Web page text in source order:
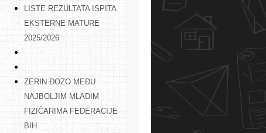
LISTE REZULTATA ISPITA
EKSTERNE MATURE
2025/2026
ZERIN ĐOZO MEĐU
NAJBOLJIM MLADIM
FIZIČARIMA FEDERACIJE
BIH